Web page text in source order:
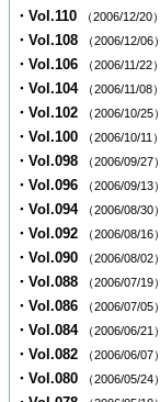
・Vol.110 （2006/12/20）
・Vol.108 （2006/12/06）
・Vol.106 （2006/11/22）
・Vol.104 （2006/11/08）
・Vol.102 （2006/10/25）
・Vol.100 （2006/10/11）
・Vol.098 （2006/09/27）
・Vol.096 （2006/09/13）
・Vol.094 （2006/08/30）
・Vol.092 （2006/08/16）
・Vol.090 （2006/08/02）
・Vol.088 （2006/07/19）
・Vol.086 （2006/07/05）
・Vol.084 （2006/06/21）
・Vol.082 （2006/06/07）
・Vol.080 （2006/05/24）